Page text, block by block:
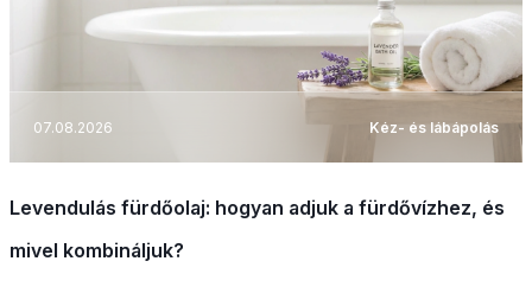
07.08.2026 Kéz- és lábápolás
Levendulás fürdőolaj: hogyan adjuk a fürdővízhez, és
mivel kombináljuk?